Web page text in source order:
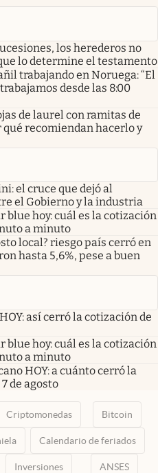
los herederos no
lo determine el testamento
trabajando en Noruega: “El
desde las 8:00
de laurel con ramitas de
qué recomiendan hacerlo y
el cruce que dejó al
el Gobierno y la industria
blue hoy: cuál es la cotización
a minuto
local? riesgo país cerró en
hasta 5,6%, pese a buen
así cerró la cotización de
blue hoy: cuál es la cotización
a minuto
HOY: a cuánto cerró la
de agosto
Criptomonedas Bitcoin
Calendario de feriados
Inversiones ANSES